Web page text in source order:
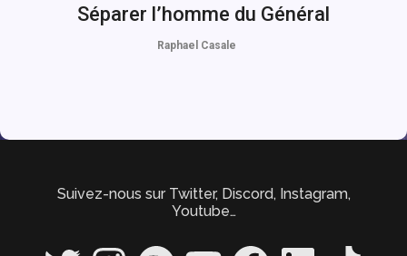
Séparer l’homme du Général
Raphael Casale
Suivez-nous sur Twitter, Discord, Instagram,
Youtube…
Twitter InstagramSpotify YouTube FacebookLinkedIn TikTok